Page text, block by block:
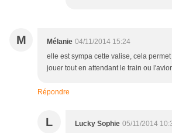
M Mélanie 04/11/2014 15:24
elle est sympa cette valise, cela
jouer tout en attendant le train ou
Répondre
L Lucky Sophie 05/11/2014